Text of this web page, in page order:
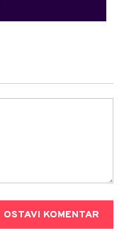
OSTAVI KOMENTAR